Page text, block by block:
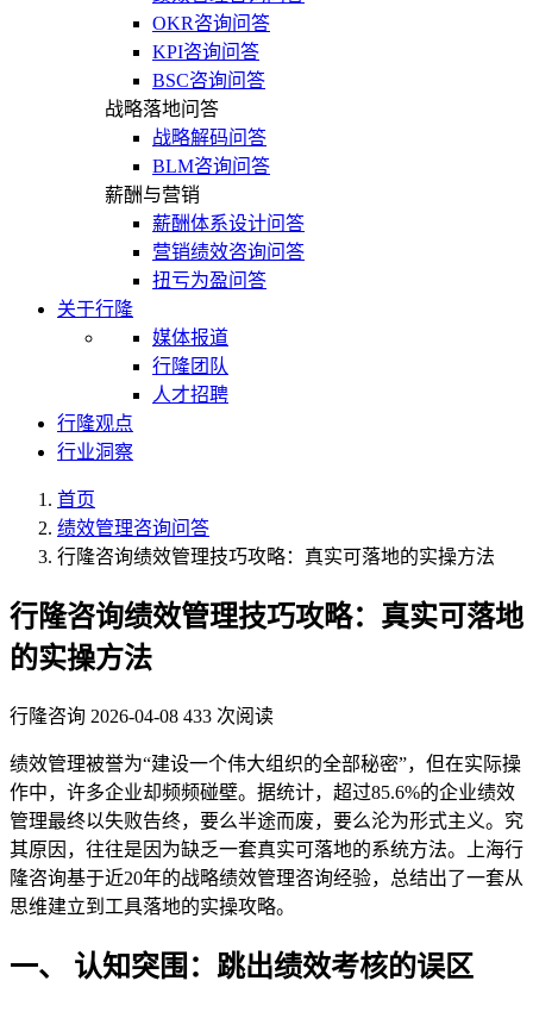
OKR咨询问答
KPI咨询问答
BSC咨询问答
战略落地问答
战略解码问答
BLM咨询问答
薪酬与营销
薪酬体系设计问答
营销绩效咨询问答
扭亏为盈问答
关于行隆
媒体报道
行隆团队
人才招聘
行隆观点
行业洞察
首页
绩效管理咨询问答
行隆咨询绩效管理技巧攻略：真实可落地的实操方法
行隆咨询绩效管理技巧攻略：真实可落地
的实操方法
行隆咨询 2026-04-08 433 次阅读
绩效管理被誉为“建设一个伟大组织的全部秘密”，但在实际操
作中，许多企业却频频碰壁。据统计，超过85.6%的企业绩效
管理最终以失败告终，要么半途而废，要么沦为形式主义。究
其原因，往往是因为缺乏一套真实可落地的系统方法。上海行
隆咨询基于近20年的战略绩效管理咨询经验，总结出了一套从
思维建立到工具落地的实操攻略。
一、 认知突围：跳出绩效考核的误区